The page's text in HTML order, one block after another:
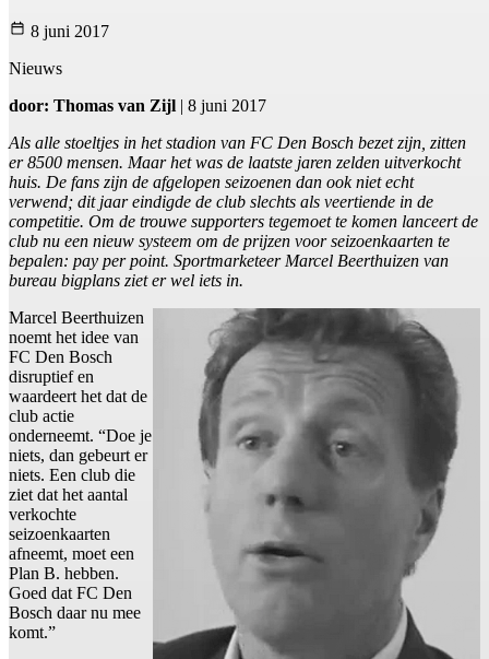
8 juni 2017
Nieuws
door: Thomas van Zijl | 8 juni 2017
Als alle stoeltjes in het stadion van FC Den Bosch bezet zijn, zitten
er 8500 mensen. Maar het was de laatste jaren zelden uitverkocht
huis. De fans zijn de afgelopen seizoenen dan ook niet echt
verwend; dit jaar eindigde de club slechts als veertiende in de
competitie. Om de trouwe supporters tegemoet te komen lanceert de
club nu een nieuw systeem om de prijzen voor seizoenkaarten te
bepalen: pay per point. Sportmarketeer Marcel Beerthuizen van
bureau bigplans ziet er wel iets in.
Marcel Beerthuizen
noemt het idee van
FC Den Bosch
disruptief en
waardeert het dat de
club actie
onderneemt. “Doe je
niets, dan gebeurt er
niets. Een club die
ziet dat het aantal
verkochte
seizoenkaarten
afneemt, moet een
Plan B. hebben.
Goed dat FC Den
Bosch daar nu mee
komt.”